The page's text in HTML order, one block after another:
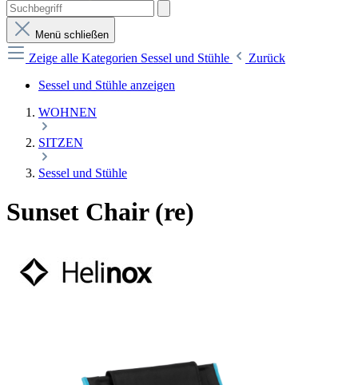
Menü schließen
Zeige alle Kategorien Sessel und Stühle
Zurück
Sessel und Stühle anzeigen
WOHNEN
SITZEN
Sessel und Stühle
Sunset Chair (re)